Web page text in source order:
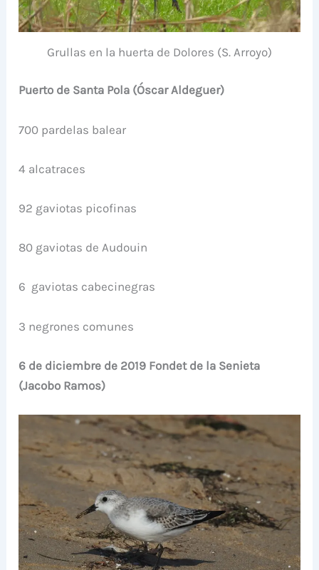
Grullas en la huerta de Dolores (S. Arroyo)
Puerto de Santa Pola (Óscar Aldeguer)
700 pardelas balear
4 alcatraces
92 gaviotas picofinas
80 gaviotas de Audouin
6 gaviotas cabecinegras
3 negrones comunes
6 de diciembre de 2019 Fondet de la Senieta
(Jacobo Ramos)